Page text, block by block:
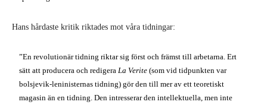
Hans hårdaste kritik riktades mot våra tidningar:
”En revolutionär tidning riktar sig först och främst till arbetarna. Ert
sätt att producera och redigeraLa Verite (som vid tidpunkten var
bolsjevik-leninisternas tidning) gör den till mer av ett teoretiskt
magasin än en tidning. Den intresserar den intellektuella, men inte